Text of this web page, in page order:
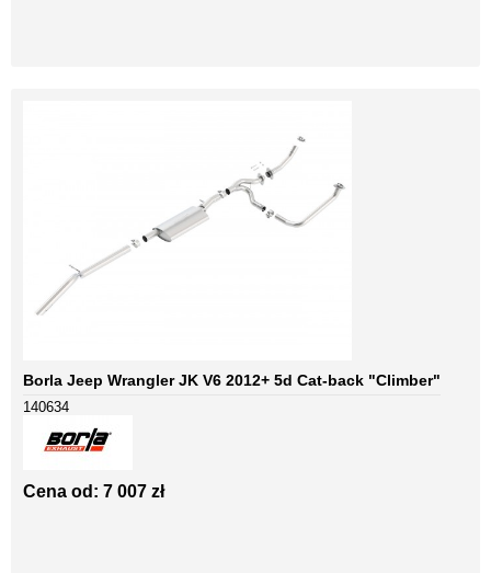
Borla Jeep Wrangler JK V6 2012+ 5d Cat-back "Climber"
140634
Cena od: 7 007 zł